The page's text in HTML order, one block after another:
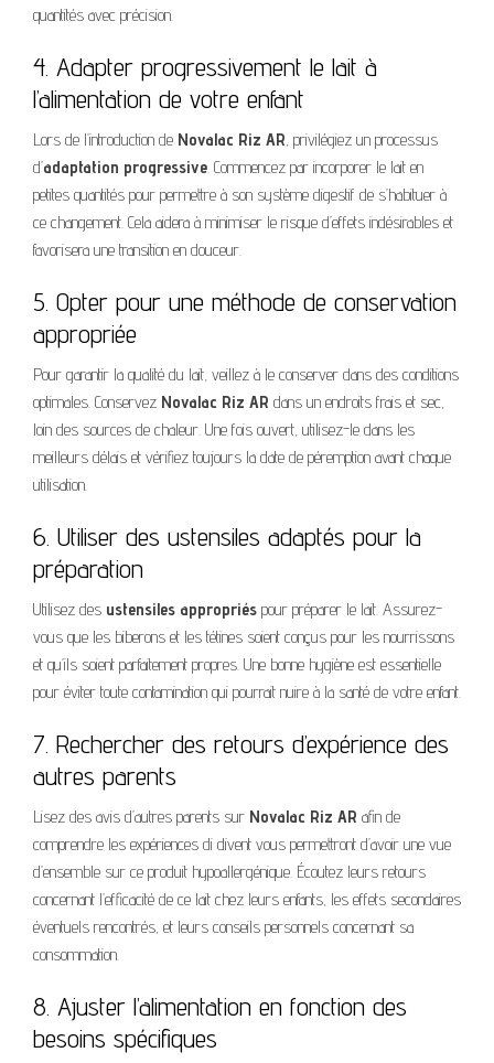
quantités avec précision.
4. Adapter progressivement le lait à
l’alimentation de votre enfant
Lors de l’introduction de Novalac Riz AR, privilégiez un processus
d’adaptation progressive. Commencez par incorporer le lait en
petites quantités pour permettre à son système digestif de s’habituer à
ce changement. Cela aidera à minimiser le risque d’effets indésirables et
favorisera une transition en douceur.
5. Opter pour une méthode de conservation
appropriée
Pour garantir la qualité du lait, veillez à le conserver dans des conditions
optimales. Conservez Novalac Riz AR dans un endroits frais et sec,
loin des sources de chaleur. Une fois ouvert, utilisez-le dans les
meilleurs délais et vérifiez toujours la date de péremption avant chaque
utilisation.
6. Utiliser des ustensiles adaptés pour la
préparation
Utilisez des ustensiles appropriés pour préparer le lait. Assurez-
vous que les biberons et les tétines soient conçus pour les nourrissons
et qu’ils soient parfaitement propres. Une bonne hygiène est essentielle
pour éviter toute contamination qui pourrait nuire à la santé de votre enfant.
7. Rechercher des retours d’expérience des
autres parents
Lisez des avis d’autres parents sur Novalac Riz AR afin de
comprendre les expériences di divent vous permettront d’avoir une vue
d’ensemble sur ce produit hypoallergénique. Écoutez leurs retours
concernant l’efficacité de ce lait chez leurs enfants, les effets secondaires
éventuels rencontrés, et leurs conseils personnels concernant sa
consommation.
8. Ajuster l’alimentation en fonction des
besoins spécifiques